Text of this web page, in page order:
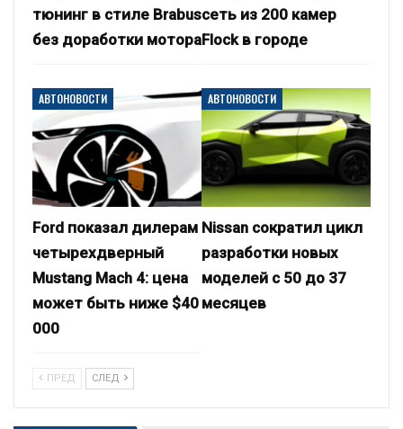
тюнинг в стиле Brabus
без доработки мотора
сеть из 200 камер
Flock в городе
АВТОНОВОСТИ
Ford показал дилерам
четырехдверный
Mustang Mach 4: цена
может быть ниже $40
000
АВТОНОВОСТИ
Nissan сократил цикл
разработки новых
моделей с 50 до 37
месяцев
ПРЕД СЛЕД